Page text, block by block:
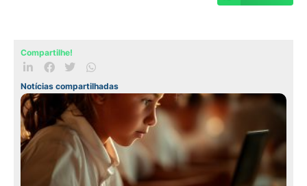
Compartilhe!
Notícias compartilhadas